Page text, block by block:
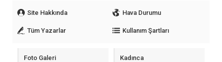
Site Hakkında Hava Durumu
Tüm Yazarlar Kullanım Şartları
Foto Galeri Kadınca